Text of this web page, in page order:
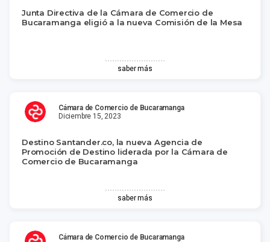
Junta Directiva de la Cámara de Comercio de
Bucaramanga eligió a la nueva Comisión de la Mesa
saber más
Cámara de Comercio de Bucaramanga
Diciembre 15, 2023
Destino Santander.co, la nueva Agencia de
Promoción de Destino liderada por la Cámara de
Comercio de Bucaramanga
saber más
Cámara de Comercio de Bucaramanga